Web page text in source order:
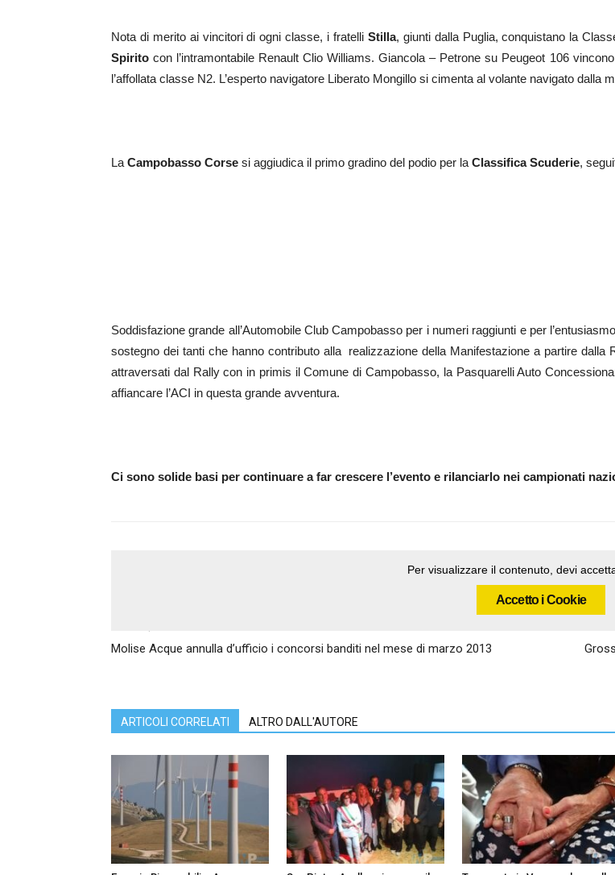
Nota di merito ai vincitori di ogni classe, i fratelli Stilla, giunti dalla Puglia, conquistano la
Spirito con l’intramontabile Renault Clio Williams. Giancola – Petrone su Peugeot 106
l’affollata classe N2. L’esperto navigatore Liberato Mongillo si cimenta al volante navigato dalla
La Campobasso Corse si aggiudica il primo gradino del podio per la Classifica Scuderie,
Soddisfazione grande all’Automobile Club Campobasso per i numeri raggiunti e per
sostegno dei tanti che hanno contributo alla realizzazione della Manifestazione a partire
attraversati dal Rally con in primis il Comune di Campobasso, la Pasquarelli Auto
affiancare l’ACI in questa grande avventura.
Ci sono solide basi per continuare a far crescere l’evento e rilanciarlo nei campionati
Per visualizzare il contenuto, devi
Accetto i Cookie
Molise Acque annulla d’ufficio i concorsi banditi nel mese di marzo 2013
ARTICOLI CORRELATI ALTRO DALL'AUTORE